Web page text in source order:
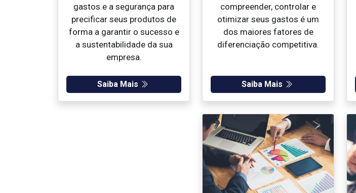
gastos e a segurança para
precificar seus produtos de
forma a garantir o sucesso e
a sustentabilidade da sua
empresa.
Saiba Mais
compreender, controlar e
otimizar seus gastos é um
dos maiores fatores de
diferenciação competitiva.
Saiba Mais